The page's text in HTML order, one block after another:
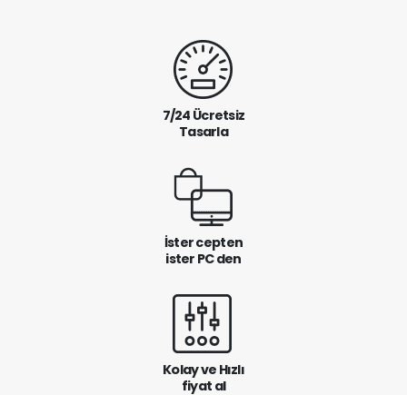
7/24 Ücretsiz
Tasarla
İster cepten
ister PC den
Kolay ve Hızlı
fiyat al